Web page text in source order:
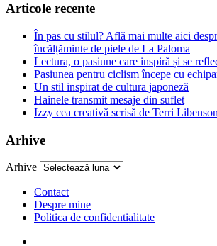
Articole recente
În pas cu stilul? Află mai multe aici
încălțăminte de piele de La Paloma
Lectura, o pasiune care inspiră și se
Pasiunea pentru ciclism începe cu
Un stil inspirat de cultura japoneză
Hainele transmit mesaje din suflet
Izzy cea creativă scrisă de Terri
Arhive
Arhive
Contact
Despre mine
Politica de confidentialitate